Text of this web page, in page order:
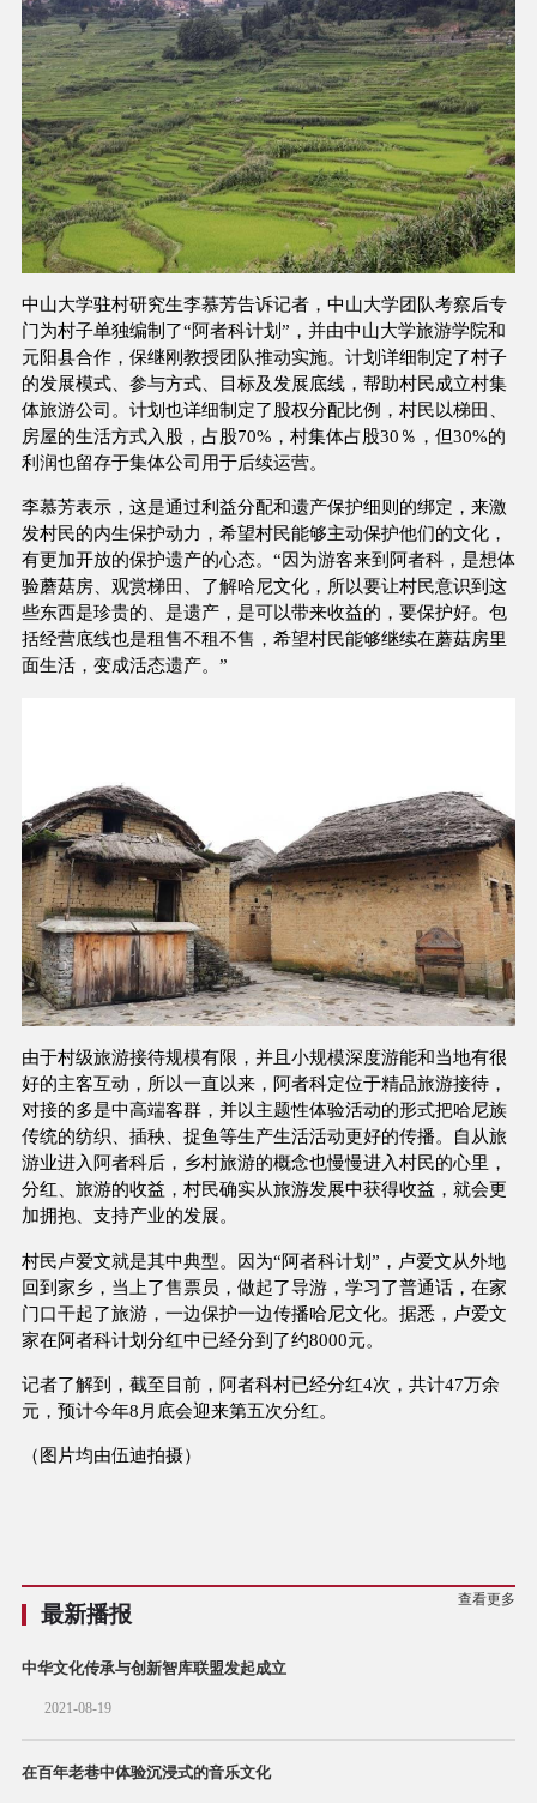
中山大学驻村研究生李慕芳告诉记者，中山大学团队考察后专
门为村子单独编制了“阿者科计划”，并由中山大学旅游学院和
元阳县合作，保继刚教授团队推动实施。计划详细制定了村子
的发展模式、参与方式、目标及发展底线，帮助村民成立村集
体旅游公司。计划也详细制定了股权分配比例，村民以梯田、
房屋的生活方式入股，占股70%，村集体占股30％，但30%的
利润也留存于集体公司用于后续运营。
李慕芳表示，这是通过利益分配和遗产保护细则的绑定，来激
发村民的内生保护动力，希望村民能够主动保护他们的文化，
有更加开放的保护遗产的心态。“因为游客来到阿者科，是想体
验蘑菇房、观赏梯田、了解哈尼文化，所以要让村民意识到这
些东西是珍贵的、是遗产，是可以带来收益的，要保护好。包
括经营底线也是租售不租不售，希望村民能够继续在蘑菇房里
面生活，变成活态遗产。”
由于村级旅游接待规模有限，并且小规模深度游能和当地有很
好的主客互动，所以一直以来，阿者科定位于精品旅游接待，
对接的多是中高端客群，并以主题性体验活动的形式把哈尼族
传统的纺织、插秧、捉鱼等生产生活活动更好的传播。自从旅
游业进入阿者科后，乡村旅游的概念也慢慢进入村民的心里，
分红、旅游的收益，村民确实从旅游发展中获得收益，就会更
加拥抱、支持产业的发展。
村民卢爱文就是其中典型。因为“阿者科计划”，卢爱文从外地
回到家乡，当上了售票员，做起了导游，学习了普通话，在家
门口干起了旅游，一边保护一边传播哈尼文化。据悉，卢爱文
家在阿者科计划分红中已经分到了约8000元。
记者了解到，截至目前，阿者科村已经分红4次，共计47万余
元，预计今年8月底会迎来第五次分红。
（图片均由伍迪拍摄）
最新播报
查看更多
中华文化传承与创新智库联盟发起成立
2021-08-19
在百年老巷中体验沉浸式的音乐文化